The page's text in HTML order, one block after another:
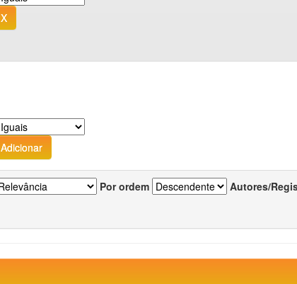
Por ordem Autores/